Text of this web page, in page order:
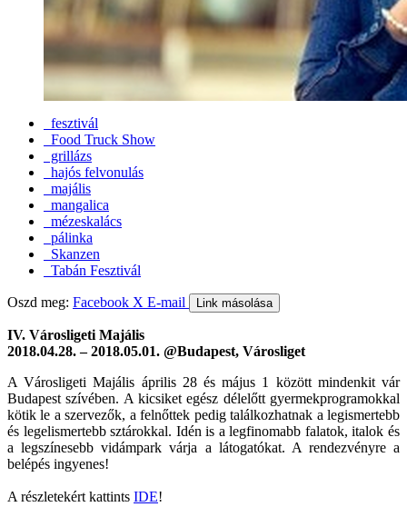
fesztivál
Food Truck Show
grillázs
hajós felvonulás
majális
mangalica
mézeskalács
pálinka
Skanzen
Tabán Fesztivál
Oszd meg: Facebook X E-mail Link másolása
IV. Városligeti Majális
2018.04.28. – 2018.05.01. @Budapest, Városliget
A Városligeti Majális április 28 és május 1 között mindenkit vár
Budapest szívében. A kicsiket egész délelőtt gyermekprogramokkal
kötik le a szervezők, a felnőttek pedig találkozhatnak a legismertebb
és legelismertebb sztárokkal. Idén is a legfinomabb falatok, italok és
a legszínesebb vidámpark várja a látogatókat. A rendezvényre a
belépés ingyenes!
A részletekért kattints IDE!